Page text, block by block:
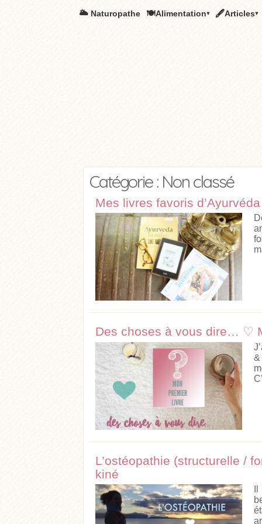
🌥️ Naturopathe 🍽Alimentation▾ 🖋Articles▾
Catégorie : Non classé
Mes livres favoris d’Ayurvéda
Des choses à vous dire… ♡
&
L’ostéopathie (structurelle /
kiné